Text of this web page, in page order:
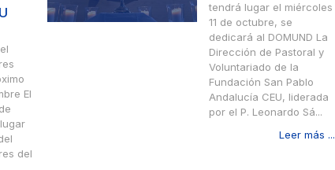
El
del
tendrá lugar el miércoles
11 de octubre, se
dedicará al DOMUND La
Dirección de Pastoral y
Voluntariado de la
Fundación San Pablo
Andalucía CEU, liderada
por el P. Leonardo Sá...
Leer más ...